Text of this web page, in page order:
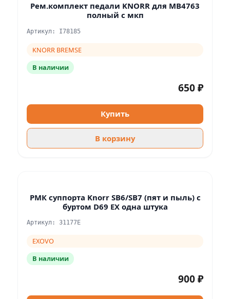
Рем.комплект педали KNORR для MB4763
полный с мкп
Артикул: I78185
KNORR BREMSE
В наличии
650 ₽
Купить
В корзину
РМК суппорта Knorr SB6/SB7 (пят и пыль) с
буртом D69 EX одна штука
Артикул: 31177E
EXOVO
В наличии
900 ₽